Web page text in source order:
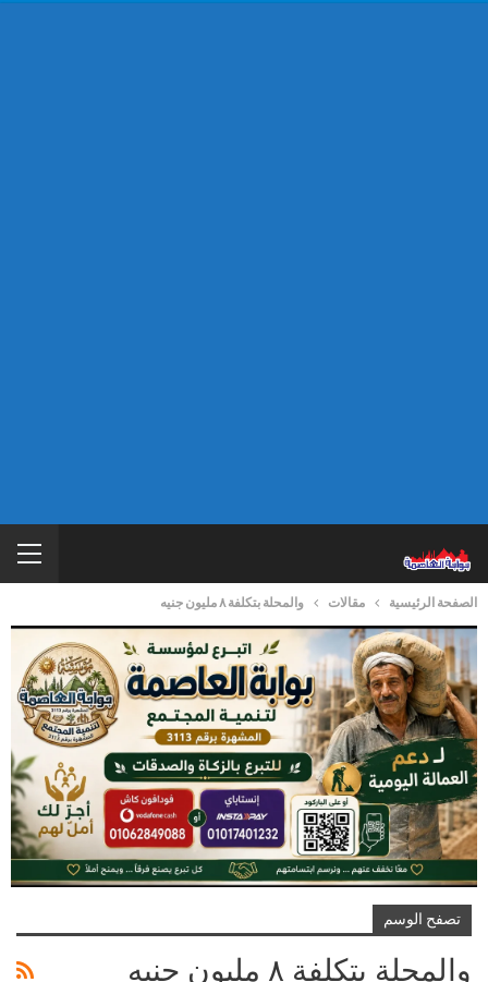
الصفحة الرئيسية مقالات والمحلة بتكلفة ٨ مليون جنيه
تصفح الوسم
والمحلة بتكلفة ٨ مليون جنيه